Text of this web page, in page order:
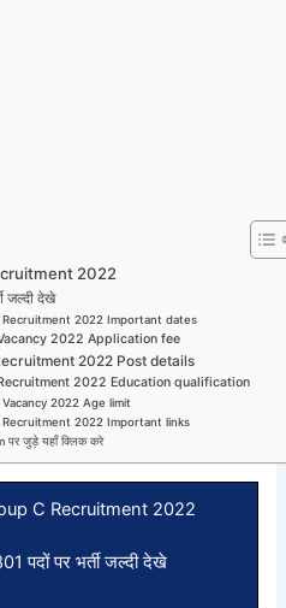
2022
जल्दी देखे
Recruitment 2022 Important dates
2022 Application fee
2022 Post details
2022 Education qualification
2022 Age limit
2022 Important links
पर जुड़े यहाँ क्लिक करे
C Recruitment 2022
पदों पर भर्ती जल्दी देखे